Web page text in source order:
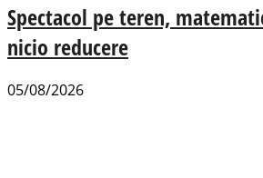
Spectacol pe teren,
nicio reducere
05/08/2026